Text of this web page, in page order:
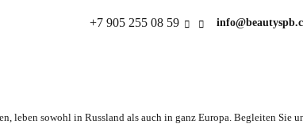
+7 905 255 08 59
leben sowohl in Russland als auch in ganz Europa. Begleiten Sie